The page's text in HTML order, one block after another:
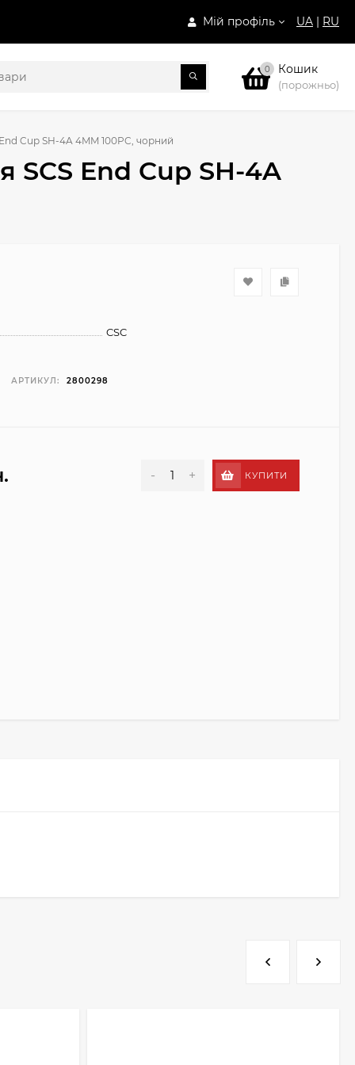
Мій профіль UA | RU
0 Кошик
(порожньо)
Cup SH-4A 4MM 100PC, чорний
SCS End Cup SH-4A
CSC
АРТИКУЛ: 2800298
- + КУПИТИ